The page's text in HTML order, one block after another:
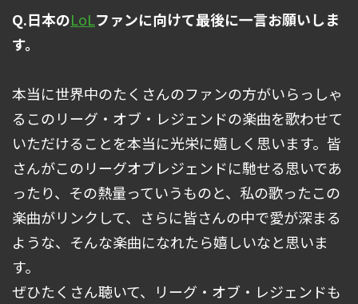
Q.日本のLoLファンに向けて最後に一言お願いしま
す。
本当に世界中のたくさんのファンの方がいらっしゃ
るこのリーグ・オブ・レジェンドの楽曲を歌わせて
いただけることを本当に光栄に嬉しく思います。皆
さんがこのリーグオブレジェンドに馳せる思いであ
ったり、その熱量っていうものと、私の歌ったこの
楽曲がリンクして、さらに皆さんの中で愛が深まる
ような、そんな楽曲になれたら嬉しいなと思いま
す。
ぜひたくさん聴いて、リーグ・オブ・レジェンドも